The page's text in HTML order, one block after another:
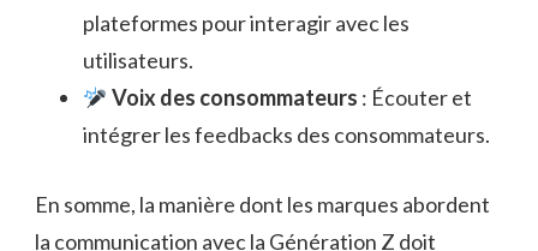
plateformes pour interagir avec les
utilisateurs.
Voix des consommateurs : Écouter et
intégrer les feedbacks des consommateurs.
En somme, la manière dont les marques abordent
la communication avec la Génération Z doit